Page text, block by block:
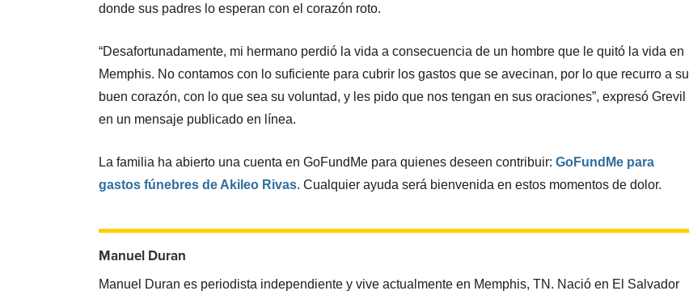
donde sus padres lo esperan con el corazón roto.
“Desafortunadamente, mi hermano perdió la vida a consecuencia de un hombre que le quitó la vida en
Memphis. No contamos con lo suficiente para cubrir los gastos que se avecinan, por lo que recurro a su
buen corazón, con lo que sea su voluntad, y les pido que nos tengan en sus oraciones”, expresó Grevil
en un mensaje publicado en línea.
La familia ha abierto una cuenta en GoFundMe para quienes deseen contribuir:GoFundMe para
gastos fúnebres de Akileo Rivas. Cualquier ayuda será bienvenida en estos momentos de dolor.
Manuel Duran
Manuel Duran es periodista independiente y vive actualmente en Memphis, TN. Nació en El Salvador